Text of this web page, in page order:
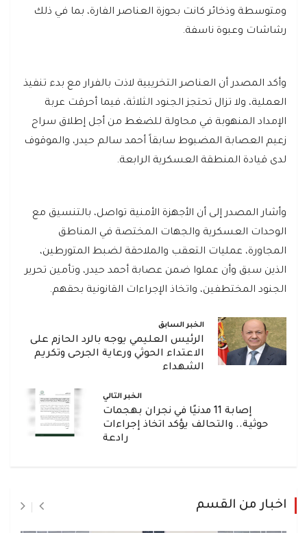
ومتوسطة وذخائر كانت بحوزة العناصر الفارة، بما في ذلك
رشاشات وعبوة ناسفة.
وأكد المصدر أن العناصر التخريبية لاذت بالفرار مع بدء تنفيذ
العملية، ولا تزال تحتجز الجنود الثلاثة، فيما أحرقت عربة
الإمداد المنهوبة في محاولة للضغط من أجل إطلاق سراح
زعيم العصابة المضبوط سابقاً أحمد سالم حيدر، والموقوف
لدى قيادة المنطقة العسكرية الرابعة.
وأشار المصدر إلى أن الأجهزة الأمنية تواصل، بالتنسيق مع
الوحدات العسكرية والجهات المختصة في المناطق
المجاورة، عمليات التعقب والملاحقة لضبط المتورطين،
الذين سبق وأن عملوا ضمن عصابة أحمد حيدر، وتأمين تحرير
الجنود المختطفين، واتخاذ الإجراءات القانونية بحقهم.
الخبر السابق
الرئيس العليمي يوجه بالرد الحازم على
الاعتداء الحوثي ورعاية الجرحى وتكريم
الشهداء
الخبر التالي
إصابة 11 مدنيًا في نجران بهجمات
حوثية.. والتحالف يؤكد اتخاذ إجراءات
رادعة
اخبار من القسم